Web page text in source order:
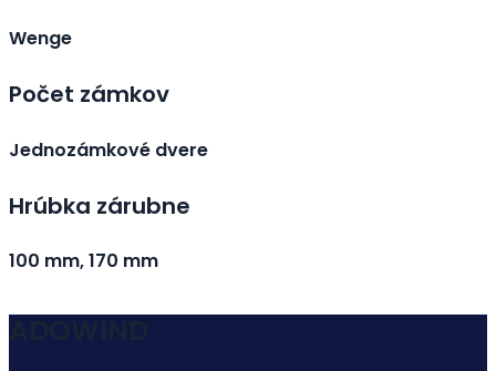
Wenge
Počet zámkov
Jednozámkové dvere
Hrúbka zárubne
100 mm, 170 mm